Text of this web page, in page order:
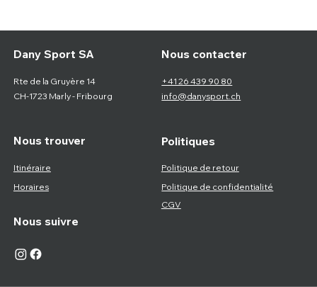
Nous trouver
Itinéraire
Dany Sport SA
Rte de la Gruyère 14
CH-1723 Marly - Fribourg
Nous suivre
Horaires
Politiques
Politique de retour
Nous contacter
+41 26 439 90 80
info@danysport.ch
Politique de confidentialité
CGV